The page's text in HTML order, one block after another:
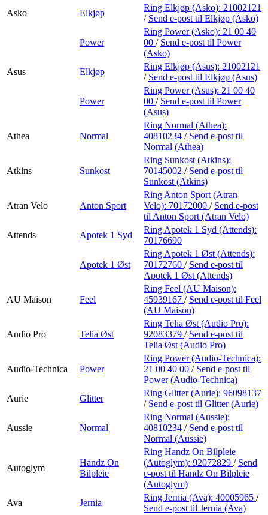
Asko
Elkjøp
Ring Elkjøp (Asko): 21002121
/ Send e-post til Elkjøp (Asko)
Power
Ring Power (Asko): 21 00 40
00 / Send e-post til Power
(Asko)
Asus
Elkjøp
Ring Elkjøp (Asus): 21002121
/ Send e-post til Elkjøp (Asus)
Power
Ring Power (Asus): 21 00 40
00 / Send e-post til Power
(Asus)
Athea Normal
Ring Normal (Athea):
40810234 / Send e-post til
Normal (Athea)
Atkins Sunkost
Ring Sunkost (Atkins):
70145002 / Send e-post til
Sunkost (Atkins)
Atran Velo Anton Sport
Ring Anton Sport (Atran
Velo): 70172000 / Send e-post
til Anton Sport (Atran Velo)
Attends
Apotek 1 Syd
Ring Apotek 1 Syd (Attends):
70176690
Apotek 1 Øst
Ring Apotek 1 Øst (Attends):
70172760 / Send e-post til
Apotek 1 Øst (Attends)
AU Maison Feel
Ring Feel (AU Maison):
45939167 / Send e-post til Feel
(AU Maison)
Audio Pro Telia Øst
Ring Telia Øst (Audio Pro):
92083379 / Send e-post til
Telia Øst (Audio Pro)
Audio-Technica Power
Ring Power (Audio-Technica):
21 00 40 00 / Send e-post til
Power (Audio-Technica)
Aurie
Glitter
Ring Glitter (Aurie): 96098137
/ Send e-post til Glitter (Aurie)
Aussie Normal
Ring Normal (Aussie):
40810234 / Send e-post til
Normal (Aussie)
Autoglym
Handz On
Bilpleie
Ring Handz On Bilpleie
(Autoglym): 92072829 / Send
e-post til Handz On Bilpleie
(Autoglym)
Ava
Jernia
Ring Jernia (Ava): 40005965 /
Send e-post til Jernia (Ava)